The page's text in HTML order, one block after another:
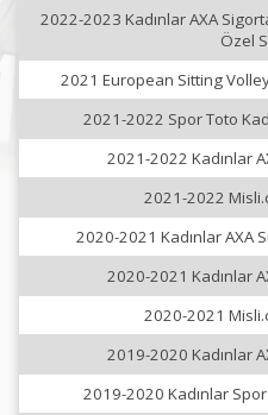
2022-2023 Kadınlar AXA
Özel
2021 European Sitting
2021-2022 Spor Toto
2021-2022 Kadınlar
2021-2022
2020-2021 Kadınlar AXA
2020-2021 Kadınlar
2020-2021
2019-2020 Kadınlar
2019-2020 Kadınlar